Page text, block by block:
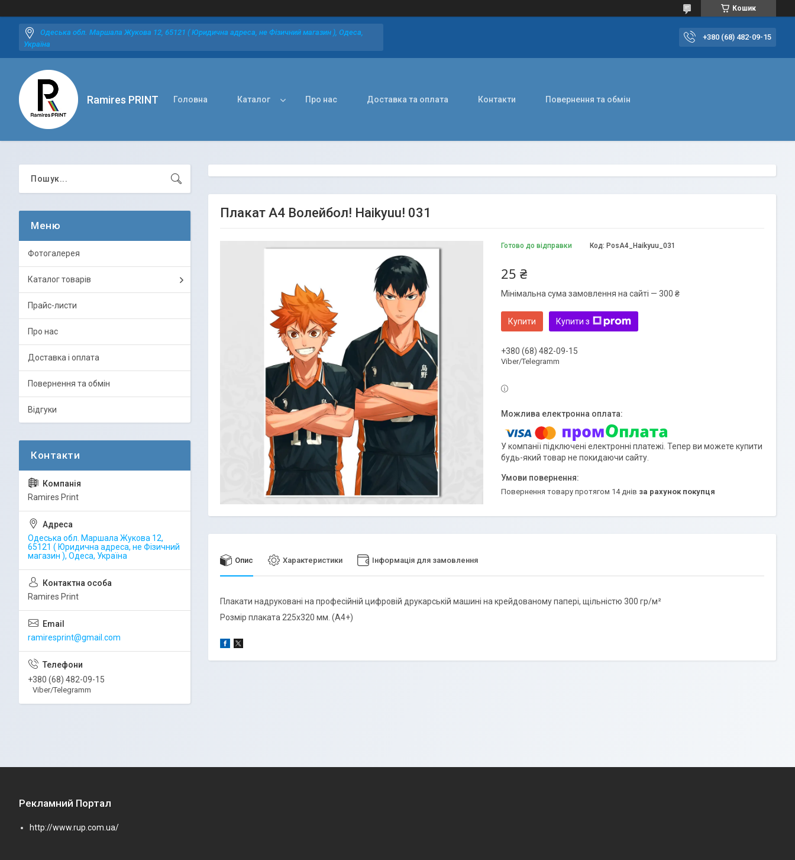
Кошик
Одеська обл. Маршала Жукова 12, 65121 ( Юридична адреса, не Фізичний магазин ), Одеса,
Україна
+380 (68) 482-09-15
Ramires PRINT Головна Каталог Про нас Доставка та оплата Контакти Повернення та обмін
Плакат A4 Волейбол! Haikyuu! 031
Готово до відправки Код: PosА4_Haikyuu_031
25 ₴
Мінімальна сума замовлення на сайті — 300 ₴
Купити Купити з
+380 (68) 482-09-15
Viber/Telegramm
У компанії підключені електронні платежі. Тепер ви можете купити
будь-який товар не покидаючи сайту.
повернення товару протягом 14 днів за рахунок покупця
Опис Характеристики Інформація для замовлення
Плакати надруковані на професійній цифровій друкарській машині на крейдованому папері, щільністю 300 гр/м²
Розмір плаката 225х320 мм. (А4+)
Фотогалерея
Каталог товарів
Прайс-листи
Про нас
Доставка і оплата
Повернення та обмін
Відгуки
Ramires Print
Одеська обл. Маршала Жукова 12,
65121 ( Юридична адреса, не Фізичний
магазин ), Одеса, Україна
Ramires Print
ramiresprint@gmail.com
+380 (68) 482-09-15
Viber/Telegramm
Рекламний Портал
http://www.rup.com.ua/